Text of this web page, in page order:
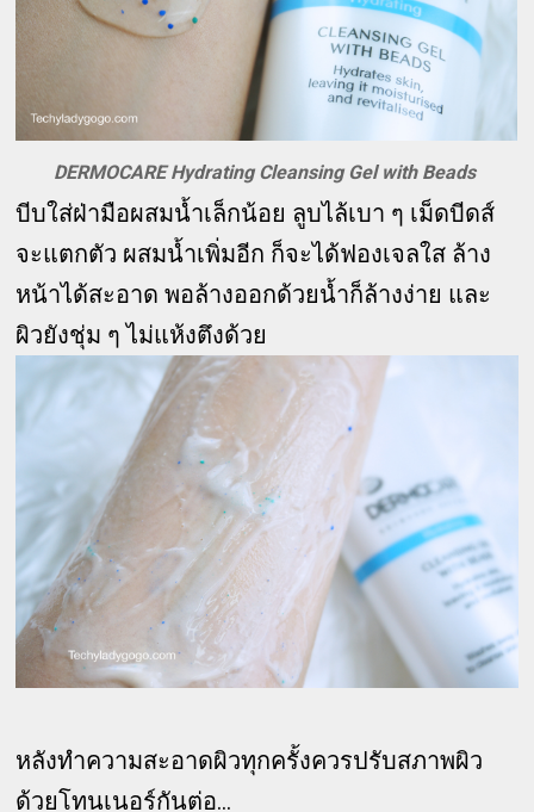
DERMOCARE Hydrating Cleansing Gel with Beads
บีบใส่ฝ่ามือผสมน้ำเล็กน้อย ลูบไล้เบา ๆ เม็ดบีดส์
จะแตกตัว ผสมน้ำเพิ่มอีก ก็จะได้ฟองเจลใส ล้าง
หน้าได้สะอาด พอล้างออกด้วยน้ำก็ล้างง่าย และ
ผิวยังชุ่ม ๆ ไม่แห้งตึงด้วย
หลังทำความสะอาดผิวทุกครั้งควรปรับสภาพผิว
ด้วยโทนเนอร์กันต่อ...